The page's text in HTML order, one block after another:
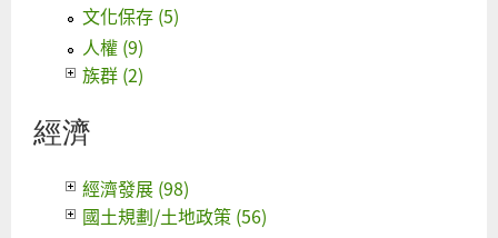
文化保存 (5)
人權 (9)
族群 (2)
經濟
經濟發展 (98)
國土規劃/土地政策 (56)